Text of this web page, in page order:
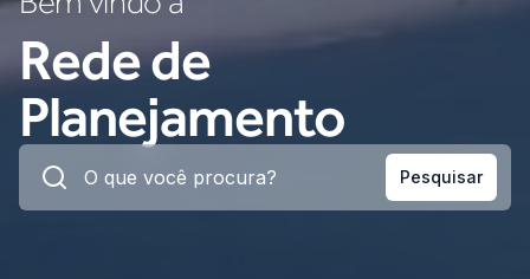
Rede de
Planejamento
Pesquisar